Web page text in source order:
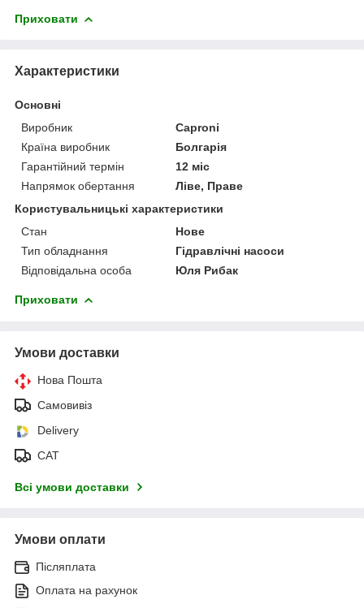
Приховати
Характеристики
Основні
Виробник
Caproni
Країна виробник
Болгарія
Гарантійний термін
12 міс
Напрямок обертання
Ліве, Праве
Користувальницькі характеристики
Стан
Нове
Тип обладнання
Гідравлічні насоси
Відповідальна особа
Юля Рибак
Приховати
Умови доставки
Нова Пошта
Самовивіз
Delivery
САТ
Всі умови доставки
Умови оплати
Післяплата
Оплата на рахунок